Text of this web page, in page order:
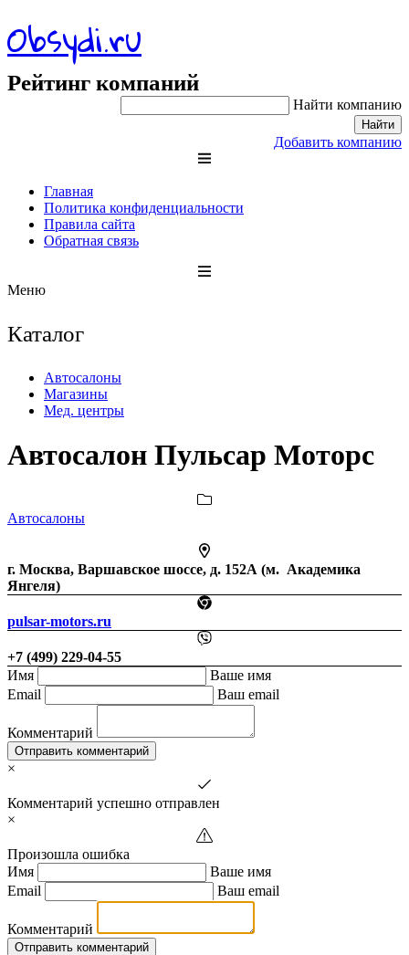
Obsydi.ru
Рейтинг компаний
Найти компанию
Найти
Добавить компанию
Главная
Политика конфиденциальности
Правила сайта
Обратная связь
Меню
Каталог
Автосалоны
Магазины
Мед. центры
Автосалон Пульсар Моторс
Автосалоны
г. Москва, Варшавское шоссе, д. 152А (м. Академика
Янгеля)
pulsar-motors.ru
+7 (499) 229-04-55
Имя
Ваше имя
Email
Ваш email
Комментарий
Отправить комментарий
×
Комментарий успешно отправлен
×
Произошла ошибка
Имя
Ваше имя
Email
Ваш email
Комментарий
Отправить комментарий